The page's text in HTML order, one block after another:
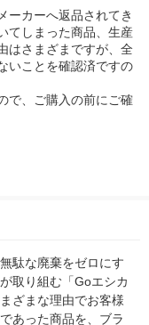
ーカーへ返品されてき
てしまった商品、生産
はさまざまですが、全
いことを確認済ですの
で、ご購入の前にご確
駄な廃棄をゼロにす
取り組む「Goエシカ
ざまな理由でお客様
あった商品を、ブラ